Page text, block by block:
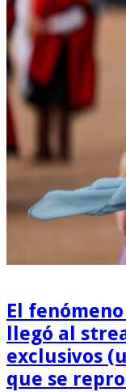
El
llegó al
exclusivos
que se